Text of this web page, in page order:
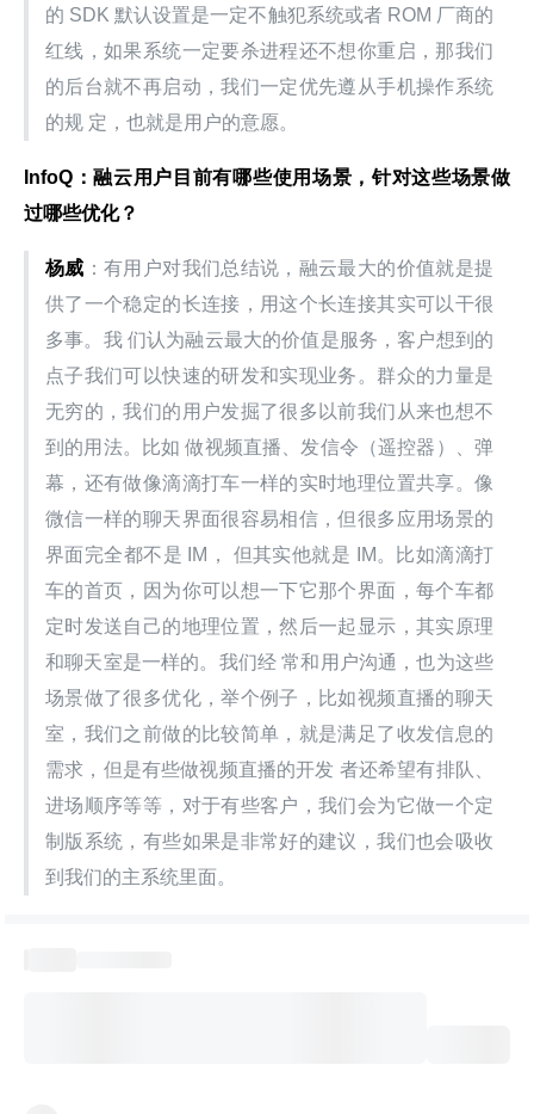
的 SDK 默认设置是一定不触犯系统或者 ROM 厂商的
红线，如果系统一定要杀进程还不想你重启，那我们
的后台就不再启动，我们一定优先遵从手机操作系统
的规 定，也就是用户的意愿。
InfoQ：融云用户目前有哪些使用场景，针对这些场景做
过哪些优化？
杨威 ：有用户对我们总结说，融云最大的价值就是提
供了一个稳定的长连接，用这个长连接其实可以干很
多事。我 们认为融云最大的价值是服务，客户想到的
点子我们可以快速的研发和实现业务。群众的力量是
无穷的，我们的用户发掘了很多以前我们从来也想不
到的用法。比如 做视频直播、发信令（遥控器）、弹
幕，还有做像滴滴打车一样的实时地理位置共享。像
微信一样的聊天界面很容易相信，但很多应用场景的
界面完全都不是 IM， 但其实他就是 IM。比如滴滴打
车的首页，因为你可以想一下它那个界面，每个车都
定时发送自己的地理位置，然后一起显示，其实原理
和聊天室是一样的。我们经 常和用户沟通，也为这些
场景做了很多优化，举个例子，比如视频直播的聊天
室，我们之前做的比较简单，就是满足了收发信息的
需求，但是有些做视频直播的开发 者还希望有排队、
进场顺序等等，对于有些客户，我们会为它做一个定
制版系统，有些如果是非常好的建议，我们也会吸收
到我们的主系统里面。